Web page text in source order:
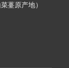
薹原产地）